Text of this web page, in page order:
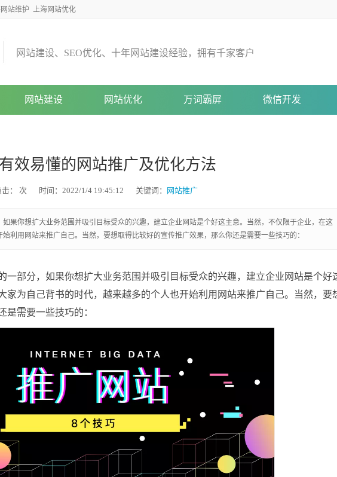
站维护 上海网站优化
网 站建设、 SEO优化、 十年网 站建设经验， 拥有千家客户
网站建设 网站优化 万词霸屏 微信开发
效易懂的网站推广及优化方法
： 次 时间：2022/1/4 19:45:12 关键词： 网站推广
果你想扩大业务范围并吸引目标受众的兴趣，建立企业网站是个好这主意。当然，不仅限于企业，在这
利用网站来推广自己。当然，要想取得比较好的宣传推广效果，那么你还是需要一些技巧的：
一部分，如果你想扩大业务范围并吸引目标受众的兴趣，建立企业网站是个好
家为自己背书的时代，越来越多的个人也开始利用网站来推广自己。当然，要
是需要一些技巧的：